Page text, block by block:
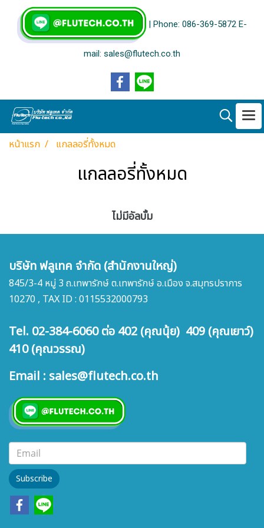
| Phone: 086-369-5872 E-
mail: sales@flutech.co.th
หน้าแรก แกลลอรี่ทั้งหมด
แกลลอรี่ทั้งหมด
ไม่มีอัลบั้ม
บริษัท ฟลูเทค จำกัด (สำนักงานใหญ่)
845/3-4 หมู่ 3 ถ.เทพารักษ์ ต.เทพารักษ์ อ.เมือง จ.สมุทรปราการ
10270 , TAX ID : 0115532000793
Tel. 02-384-6060 ต่อ 402 (คุณนุ้ย) 409 (คุณเยาว์)
410 (คุณวรรณ)
Email : sales@flutech.co.th
Subscribe